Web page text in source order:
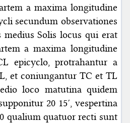
a maxima longitudine
secundum observationes
medius Solis locus qui erat
a maxima longitudine
epicyclo, protrahantur a
et coniungantur TC et TL
loco matutina quidem
20 15′, vespertina
qualium quatuor recti sunt